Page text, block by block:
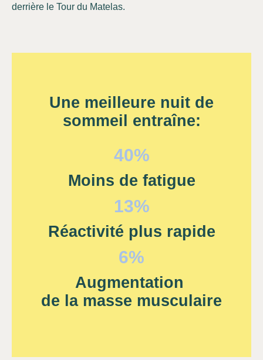
derrière le Tour du Matelas.
Une meilleure nuit de
sommeil entraîne:
40%
Moins de fatigue
13%
Réactivité plus rapide
6%
Augmentation
de la masse musculaire